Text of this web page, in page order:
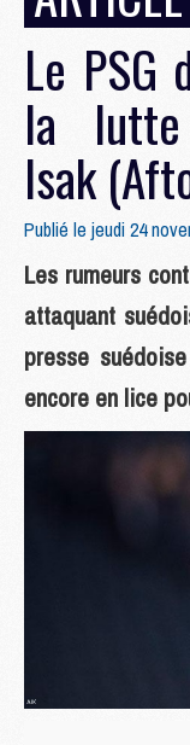
Le PSG
la lutte
Isak
Publié le jeudi 24
Les rumeurs
attaquant
presse
encore en lice